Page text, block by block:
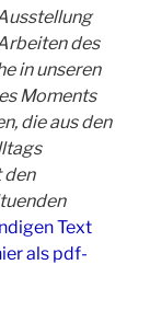
des
in unseren
Moments
die aus den
den
Text
als pdf-